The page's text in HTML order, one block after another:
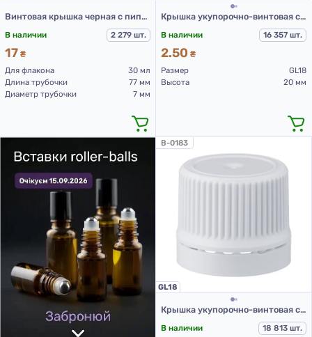
Винтовая крышка черная с пипеткой PCD002B-30 мл
В наличии 2 279 шт.
17 ₴
Для флакона
30 мл
Длина трубочки
77 мм
Диаметр трубочки
7 мм
Крышка укупорочно-винтовая с контролем первого вскрытия тип 1.4к черная
В наличии 16 357 шт.
2.50 ₴
Размер
GL18
Высота
20 мм
B-0183
GL18
Крышка укупорочно-винтовая с контролем первого открытия тип 1.4к белая
В наличии 18 813 шт.